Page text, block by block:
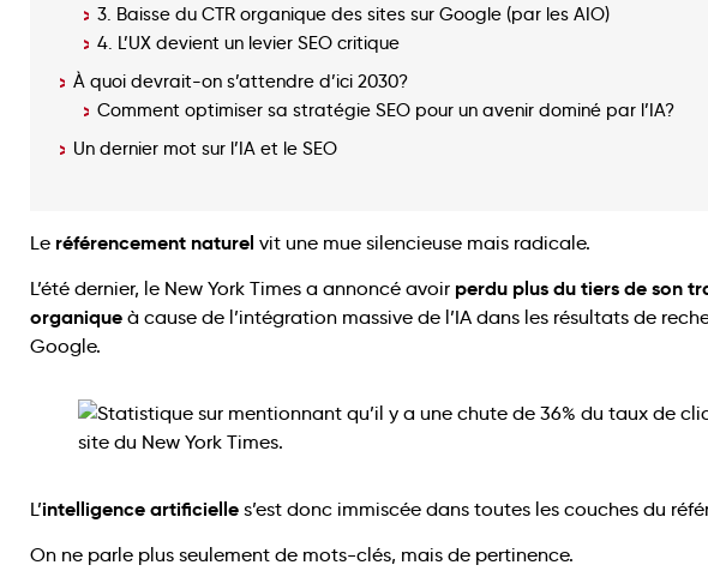
3. Baisse du CTR organique des sites sur Google (par les AIO)
4. L’UX devient un levier SEO critique
À quoi devrait-on s’attendre d’ici 2030?
Comment optimiser sa stratégie SEO pour un avenir dominé par l’IA?
Un dernier mot sur l’IA et le SEO
Le référencement naturel vit une mue silencieuse mais radicale.
L’été dernier, le New York Times a annoncé avoir perdu plus du tiers de son
organique à cause de l’intégration massive de l’IA dans les résultats de
Google.
L’intelligence artificielle s’est donc immiscée dans toutes les couches du
On ne parle plus seulement de mots-clés, mais de pertinence.